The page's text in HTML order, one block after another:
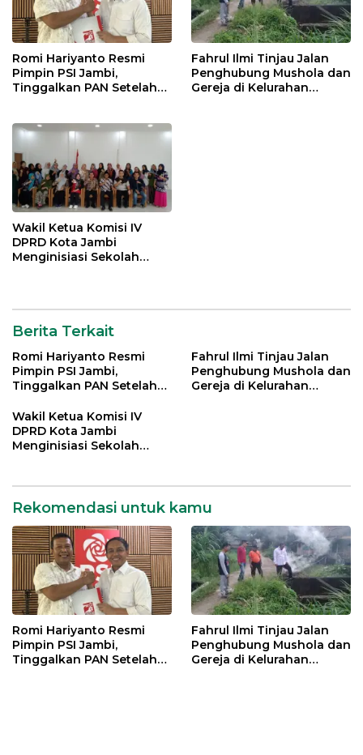
Romi Hariyanto Resmi
Pimpin PSI Jambi,
Tinggalkan PAN Setelah
Fahrul Ilmi Tinjau Jalan
Penghubung Mushola dan
Gereja di Kelurahan
Wakil Ketua Komisi IV
DPRD Kota Jambi
Menginisiasi Sekolah
Berita Terkait
Romi Hariyanto Resmi
Pimpin PSI Jambi,
Tinggalkan PAN Setelah
Fahrul Ilmi Tinjau Jalan
Penghubung Mushola dan
Gereja di Kelurahan
Wakil Ketua Komisi IV
DPRD Kota Jambi
Menginisiasi Sekolah
Rekomendasi untuk kamu
Romi Hariyanto Resmi
Pimpin PSI Jambi,
Tinggalkan PAN Setelah
Fahrul Ilmi Tinjau Jalan
Penghubung Mushola dan
Gereja di Kelurahan